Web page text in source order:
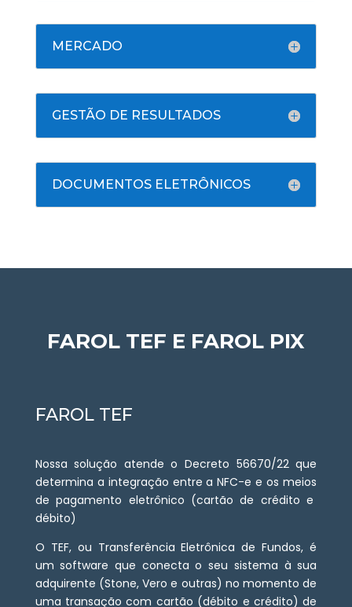
MERCADO
GESTÃO DE RESULTADOS
DOCUMENTOS ELETRÔNICOS
FAROL TEF E FAROL PIX
FAROL TEF
Nossa solução atende o Decreto 56670/22 que
determina a integração entre a NFC-e e os meios
de pagamento eletrônico (cartão de crédito e
débito)
O TEF, ou Transferência Eletrônica de Fundos, é
um software que conecta o seu sistema à sua
adquirente (Stone, Vero e outras) no momento de
uma transação com cartão (débito e crédito) de